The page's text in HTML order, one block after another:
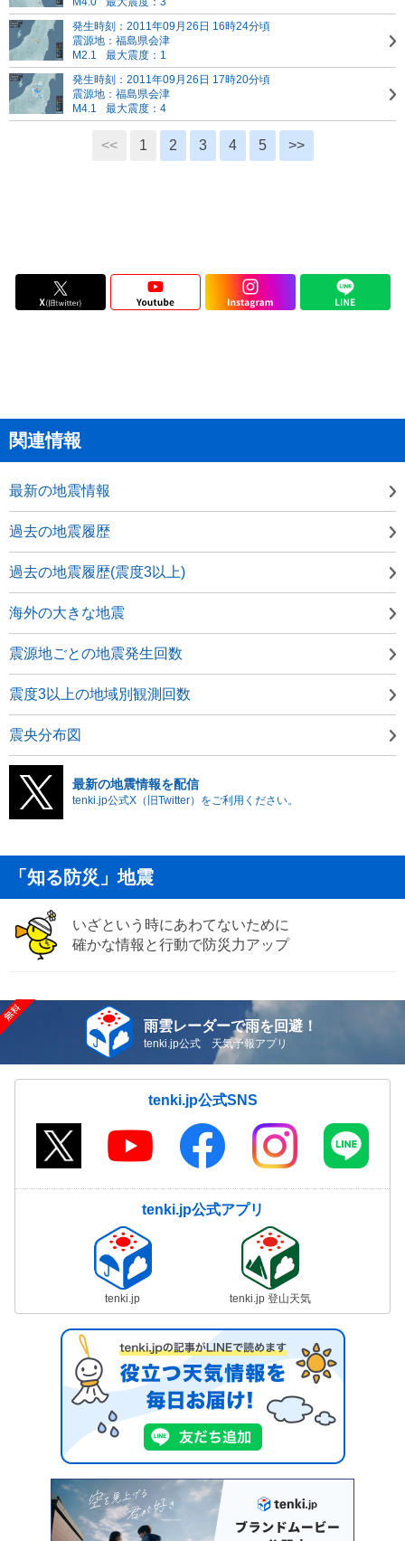
発生時刻：2011年09月26日 16時24分頃
震源地：福島県会津
M2.1
最大震度：1
発生時刻：2011年09月26日 17時20分頃
震源地：福島県会津
M4.1
最大震度：4
<< 1 2 3 4 5 >>
関連情報
最新の地震情報
過去の地震履歴
過去の地震履歴(震度3以上)
海外の大きな地震
震源地ごとの地震発生回数
震度3以上の地域別観測回数
震央分布図
最新の地震情報を配信
tenki.jp公式X（旧Twitter）をご利用ください。
「知る防災」地震
いざという時にあわてないために
確かな情報と行動で防災力アップ
雨雲レーダーで雨を回避！
tenki.jp公式 天気予報アプリ
tenki.jp公式SNS
tenki.jp公式アプリ
tenki.jp tenki.jp 登山天気